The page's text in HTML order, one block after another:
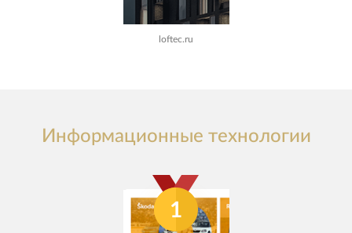
loftec.ru
Информационные технологии
1